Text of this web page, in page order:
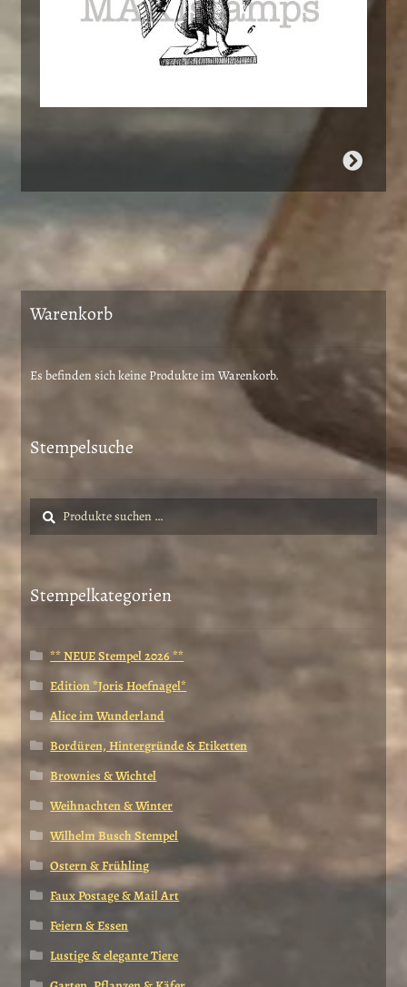
Warenkorb
Es befinden sich keine Produkte im Warenkorb.
Stempelsuche
Suche
nach:
Suchen
Stempelkategorien
** NEUE Stempel 2026 **
Edition *Joris Hoefnagel*
Alice im Wunderland
Bordüren, Hintergründe & Etiketten
Brownies & Wichtel
Weihnachten & Winter
Wilhelm Busch Stempel
Ostern & Frühling
Faux Postage & Mail Art
Feiern & Essen
Lustige & elegante Tiere